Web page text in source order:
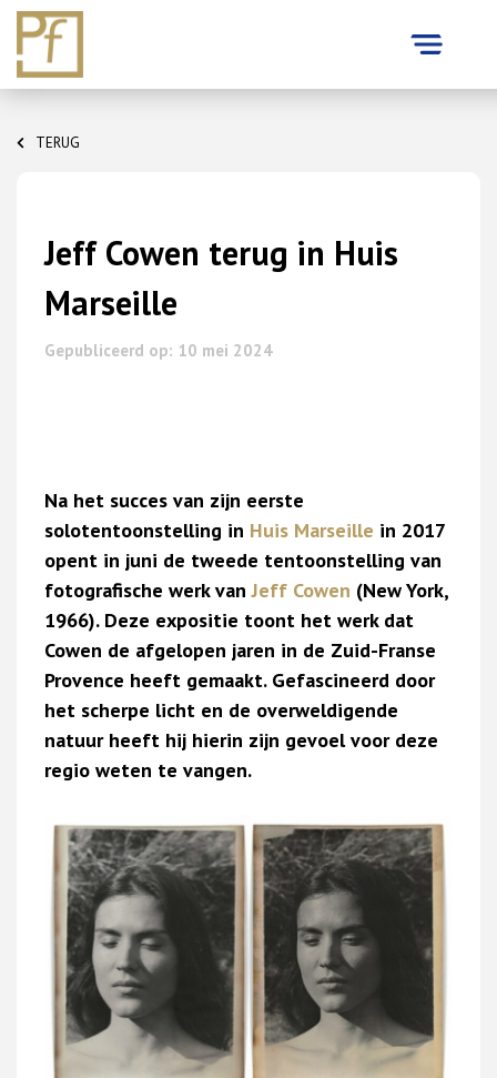
content
TERUG
Jeff Cowen terug in Huis
Marseille
Gepubliceerd op: 10 mei 2024
Na het succes van zijn eerste
solotentoonstelling in Huis Marseille in 2017
opent in juni de tweede tentoonstelling van
fotografische werk vanJeff Cowen (New York,
1966). Deze expositie toont het werk dat
Cowen de afgelopen jaren in de Zuid-Franse
Provence heeft gemaakt. Gefascineerd door
het scherpe licht en de overweldigende
natuur heeft hij hierin zijn gevoel voor deze
regio weten te vangen.